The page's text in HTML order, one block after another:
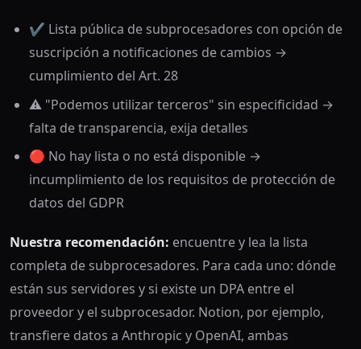
✔️ Lista pública de subprocesadores con opción de
suscripción a notificaciones de cambios →
cumplimiento del Art. 28
⚠️ "Podemos utilizar terceros" sin especificidad →
falta de transparencia, exija detalles
🔴 No hay lista o no está disponible →
incumplimiento de los requisitos de protección de
datos del GDPR
Nuestra recomendación: encuentre y lea la lista
completa de subprocesadores. Para cada uno: dónde
están sus servidores y si existe un DPA entre el
proveedor y el subprocesador. Notion, por ejemplo,
transfiere datos a Anthropic y OpenAI, ambas